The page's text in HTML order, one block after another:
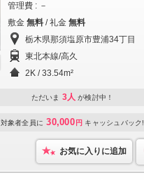
管理費 : －
敷金 無料 / 礼金 無料
栃木県那須塩原市豊浦34丁目
東北本線/高久
2K / 33.54m²
ただいま 3人 が検討中！
対象者全員に 30,000 円 キャッシュバック!
お気に入りに追加